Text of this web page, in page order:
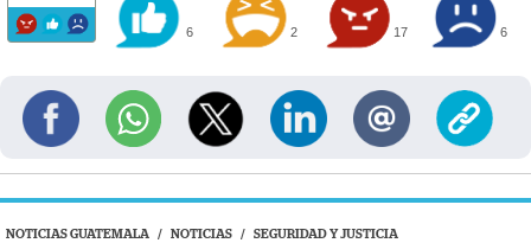
6 2 17 6
NOTICIAS GUATEMALA / NOTICIAS / SEGURIDAD Y JUSTICIA